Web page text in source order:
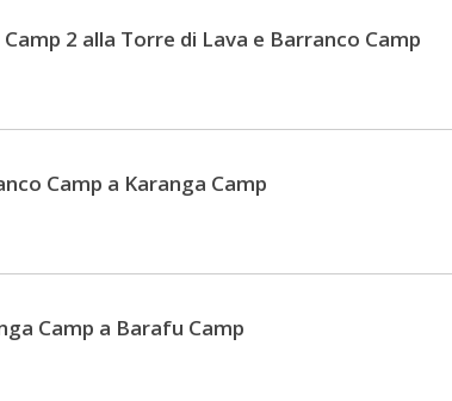
Camp 2 alla Torre di Lava e Barranco Camp
Camp a Karanga Camp
Camp a Barafu Camp